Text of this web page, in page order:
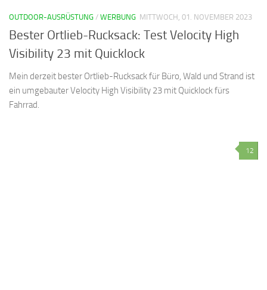
OUTDOOR-AUSRÜSTUNG / WERBUNG MITTWOCH, 01. NOVEMBER 2023
Bester Ortlieb-Rucksack: Test Velocity High
Visibility 23 mit Quicklock
Mein derzeit bester Ortlieb-Rucksack für Büro, Wald und Strand ist
ein umgebauter Velocity High Visibility 23 mit Quicklock fürs
Fahrrad.
12